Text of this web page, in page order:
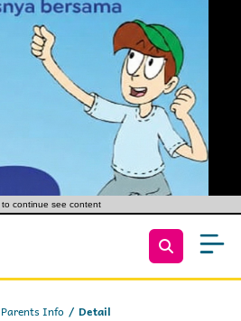
to continue see content
Parents Info Detail